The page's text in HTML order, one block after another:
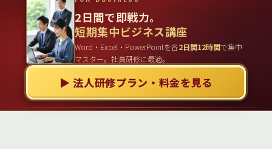
2日間で即戦力。
短期集中ビジネス講座
Word・Excel・PowerPointを各2日間12時間で集中
マスター。社員研修に最適。
▶ 法人研修プラン・料金を見る